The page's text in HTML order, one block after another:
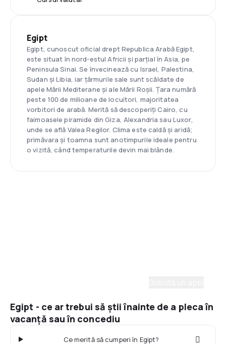
Egipt
Egipt, cunoscut oficial drept Republica Arabă Egipt,
este situat în nord-estul Africii și parțial în Asia, pe
Peninsula Sinai. Se învecinează cu Israel, Palestina,
Sudan și Libia, iar țărmurile sale sunt scăldate de
apele Mării Mediterane și ale Mării Roșii. Țara numără
peste 100 de milioane de locuitori, majoritatea
vorbitori de arabă. Merită să descoperiți Cairo, cu
faimoasele piramide din Giza, Alexandria sau Luxor,
unde se află Valea Regilor. Clima este caldă și aridă;
primăvara și toamna sunt anotimpurile ideale pentru
o vizită, când temperaturile devin mai blânde.
Egipt - ce ar trebui să știi înainte de a pleca în
vacanță sau în concediu
Ce merită să cumperi în Egipt?